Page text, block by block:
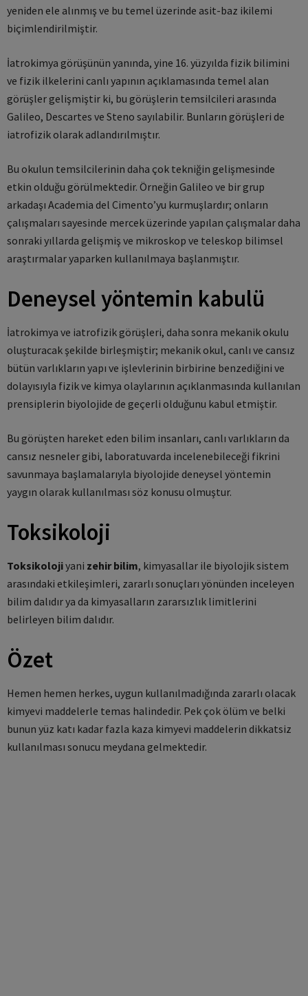
yeniden ele alınmış ve bu temel üzerinde asit-baz ikilemi
biçimlendirilmiştir.
İatrokimya görüşünün yanında, yine 16. yüzyılda fizik bilimini
ve fizik ilkelerini canlı yapının açıklamasında temel alan
görüşler gelişmiştir ki, bu görüşlerin temsilcileri arasında
Galileo, Descartes ve Steno sayılabilir. Bunların görüşleri de
iatrofizik olarak adlandırılmıştır.
Bu okulun temsilcilerinin daha çok tekniğin gelişmesinde
etkin olduğu görülmektedir. Örneğin Galileo ve bir grup
arkadaşı Academia del Cimento’yu kurmuşlardır; onların
çalışmaları sayesinde mercek üzerinde yapılan çalışmalar daha
sonraki yıllarda gelişmiş ve mikroskop ve teleskop bilimsel
araştırmalar yaparken kullanılmaya başlanmıştır.
Deneysel yöntemin kabulü
İatrokimya ve iatrofizik görüşleri, daha sonra mekanik okulu
oluşturacak şekilde birleşmiştir; mekanik okul, canlı ve cansız
bütün varlıkların yapı ve işlevlerinin birbirine benzediğini ve
dolayısıyla fizik ve kimya olaylarının açıklanmasında kullanılan
prensiplerin biyolojide de geçerli olduğunu kabul etmiştir.
Bu görüşten hareket eden bilim insanları, canlı varlıkların da
cansız nesneler gibi, laboratuvarda incelenebileceği fikrini
savunmaya başlamalarıyla biyolojide deneysel yöntemin
yaygın olarak kullanılması söz konusu olmuştur.
Toksikoloji
Toksikolojiyani zehir bilim, kimyasallar ile biyolojik sistem
arasındaki etkileşimleri, zararlı sonuçları yönünden inceleyen
bilim dalıdır ya da kimyasalların zararsızlık limitlerini
belirleyen bilim dalıdır.
Özet
Hemen hemen herkes, uygun kullanılmadığında zararlı olacak
kimyevi maddelerle temas halindedir. Pek çok ölüm ve belki
bunun yüz katı kadar fazla kaza kimyevi maddelerin dikkatsiz
kullanılması sonucu meydana gelmektedir.